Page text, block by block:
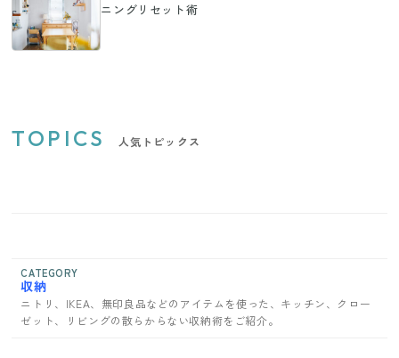
ニングリセット術
TOPICS 人気トピックス
CATEGORY
収納
ニトリ、IKEA、無印良品などのアイテムを使った、キッチン、クロー
ゼット、リビングの散らからない収納術をご紹介。